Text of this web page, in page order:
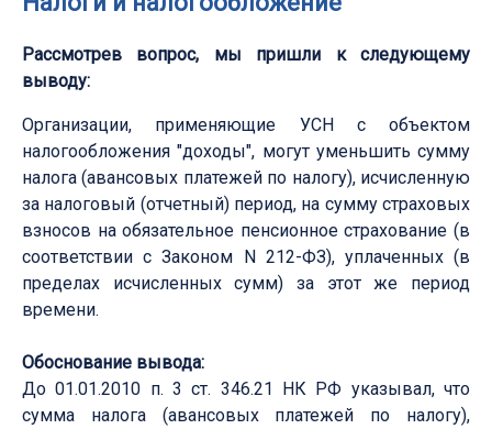
Рассмотрев вопрос, мы пришли к следующему
выводу:
Организации, применяющие УСН с объектом
налогообложения "доходы", могут уменьшить сумму
налога (авансовых платежей по налогу), исчисленную
за налоговый (отчетный) период, на сумму страховых
взносов на обязательное пенсионное страхование (в
соответствии с Законом N 212-ФЗ), уплаченных (в
пределах исчисленных сумм) за этот же период
времени.
Обоснование вывода:
До 01.01.2010 п. 3 ст. 346.21 НК РФ указывал, что
сумма налога (авансовых платежей по налогу),